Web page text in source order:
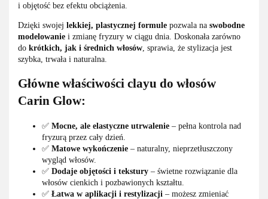
i objętość bez efektu obciążenia.
Dzięki swojej lekkiej, plastycznej formule pozwala na swobodne
modelowanie i zmianę fryzury w ciągu dnia. Doskonała zarówno
do krótkich, jak i średnich włosów , sprawia, że stylizacja jest
szybka, trwała i naturalna.
Główne właściwości clayu do włosów
Carin Glow:
✅ Mocne, ale elastyczne utrwalenie – pełna kontrola nad
fryzurą przez cały dzień.
✅ Matowe wykończenie – naturalny, nieprzetłuszczony
wygląd włosów.
✅ Dodaje objętości i tekstury – świetne rozwiązanie dla
włosów cienkich i pozbawionych kształtu.
✅ Łatwa w aplikacji i restylizacji – możesz zmieniać